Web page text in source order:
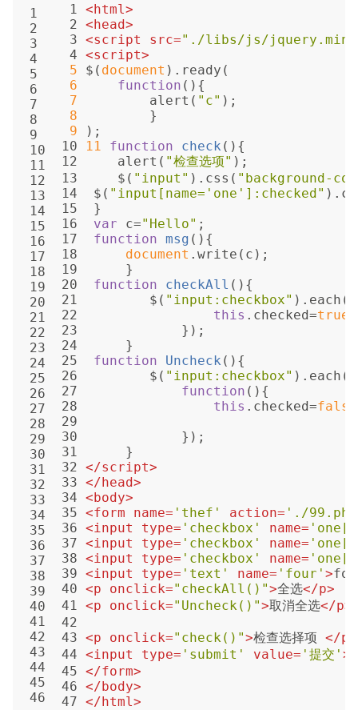
1
2
3
4
5
6
7
8
9
10
11
12
13
14
15
16
17
18
19
20
21
22
23
24
25
26
27
28
29
30
31
32
33
34
35
36
37
38
39
40
41
42
43
44
45
46
1 <html >
2 <head>
3 <script src="./libs/js/
4 <script>
5 $( document ).ready(
6
function ( ) {
7
         alert(
"c" );
8
         }
9 );
10
11 function check ( ) {
12
     alert(
"检查选项" );
13
     $(
"input" ).css( "background-
14
  $(
"input[name='one']:checked"
15
  }
16
var c="Hello" ;
17
function msg ( ) {
18
document .write(c);
19
      }
20
function checkAll ( ) {
21
         $(
"input:checkbox" ).each(
22
this .checked=true
23
             });
24
      }
25
function Uncheck ( ) {
26
         $(
"input:checkbox" ).each(
27
function ( ) {
28
this .checked=false
29
30
             });
31
      }
32 </script>
33 </head>
34 <body>
35 <form name= 'thef' action= './
36 <input type= 'checkbox' name=
37 <input type= 'checkbox' name=
38 <input type= 'checkbox' name=
39 <input type= 'text' name= 'four' >
40 <p onclick="checkAll()">全选</p>
41 <p onclick="Uncheck()">取消全选</p>
42
43 <p onclick="check()">检查选择项 </p
44 <input type= 'submit' value= '提交' >
45 </form>
46 </body>
47 </html >